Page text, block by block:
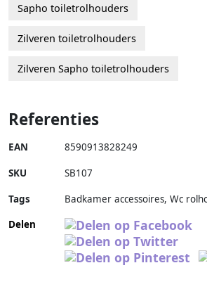
Sapho toiletrolhouders
Zilveren toiletrolhouders
Zilveren Sapho toiletrolhouders
Referenties
EAN 8590913828249
SKU SB107
Tags
Badkamer accessoires, Wc
Delen